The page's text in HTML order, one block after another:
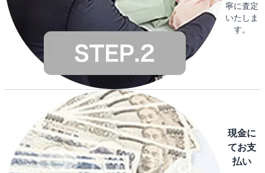
寧に査定
いたしま
す。
現金に
てお支
払い